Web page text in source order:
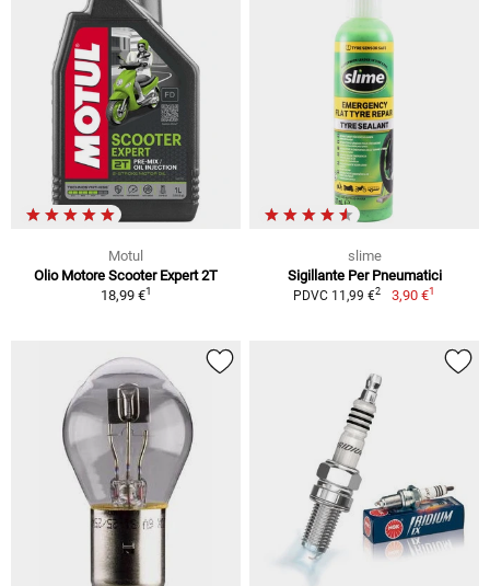
Motul
Olio Motore Scooter Expert 2T
18,99 €1
slime
Sigillante Per Pneumatici
PDVC 11,99 €2 3,90 €1